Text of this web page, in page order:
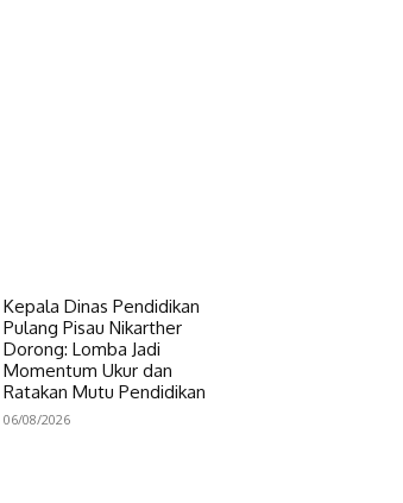
Kepala Dinas Pendidikan
Pulang Pisau Nikarther
Dorong: Lomba Jadi
Momentum Ukur dan
Ratakan Mutu Pendidikan
06/08/2026